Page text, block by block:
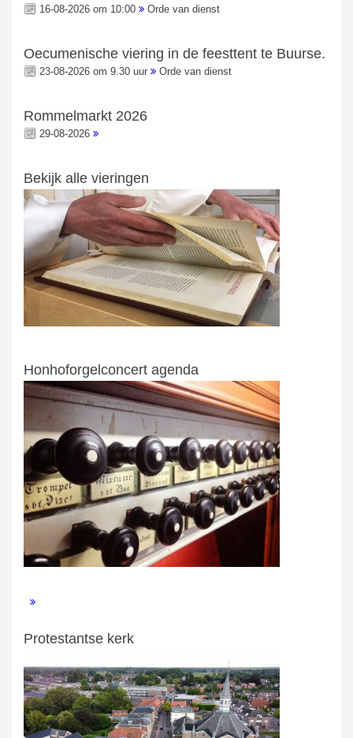
16-08-2026 om 10:00 Orde van dienst
Oecumenische viering in de feesttent te Buurse.
23-08-2026 om 9.30 uur Orde van dienst
Rommelmarkt 2026
29-08-2026
Bekijk alle vieringen
Honhoforgelconcert agenda
Protestantse kerk